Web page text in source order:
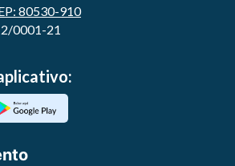
80530-910
0001-21